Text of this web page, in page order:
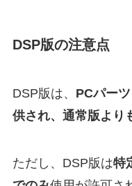
DSP版の注意点
DSP版は、 PCパー
供され、通常版より
ただし、DSP版は特